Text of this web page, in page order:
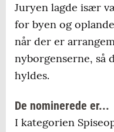
Juryen lagde især
for byen og
når der er
nyborgenserne, så
hyldes.
De nominerede er...
I kategorien